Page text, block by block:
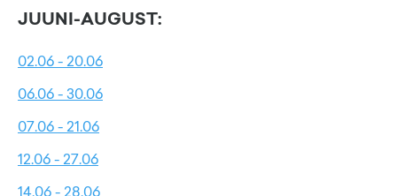
JUUNI-AUGUST:
02.06 - 20.06
06.06 - 30.06
07.06 - 21.06
12.06 - 27.06
14.06 - 28.06